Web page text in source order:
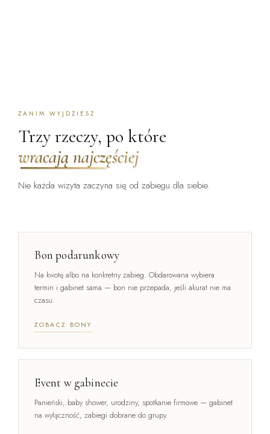
ZANIM WYJDZIESZ
Trzy rzeczy, po które
wracają najczęściej
Nie każda wizyta zaczyna się od zabiegu dla siebie.
Bon podarunkowy
Na kwotę albo na konkretny zabieg. Obdarowana wybiera
termin i gabinet sama — bon nie przepada, jeśli akurat nie ma
czasu.
ZOBACZ BONY
Event w gabinecie
Panieński, baby shower, urodziny, spotkanie firmowe — gabinet
na wyłączność, zabiegi dobrane do grupy.